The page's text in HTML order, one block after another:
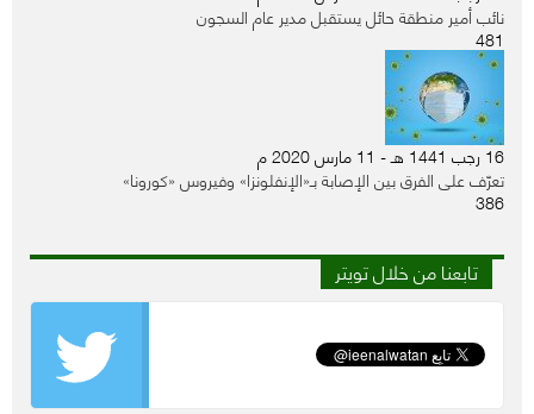
نائب أمير منطقة حائل يستقبل مدير عام السجون
481
16 رجب 1441 هـ - 11 مارس 2020 م
تعرّف على الفرق بين الإصابة بـ«الإنفلونزا» وفيروس «كورونا»
386
تابعنا من خلال تويتر